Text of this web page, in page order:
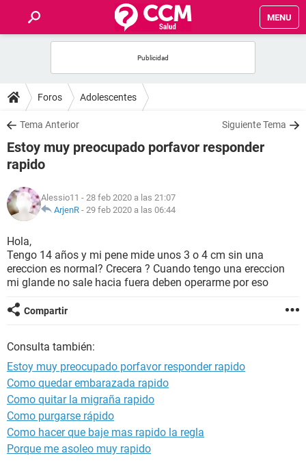
MENU
FOROS
SALUD
FAMILIA
NUTRICIÓN
SEXUALIDAD
Foros Adolescentes
Tema Anterior Siguiente Tema
Estoy muy preocupado porfavor responder
rapido
Alessio11 - 28 feb 2020 a las 21:07
ArjenR - 29 feb 2020 a las 06:44
Hola,
Tengo 14 años y mi pene mide unos 3 o 4 cm sin una
ereccion es normal? Crecera ? Cuando tengo una ereccion
mi glande no sale hacia fuera deben operarme por eso
Compartir
Consulta también:
Estoy muy preocupado porfavor responder rapido
Como quedar embarazada rapido
Como quitar la migraña rapido
Como purgarse rápido
Como hacer que baje mas rapido la regla
Porque me asoleo muy rapido